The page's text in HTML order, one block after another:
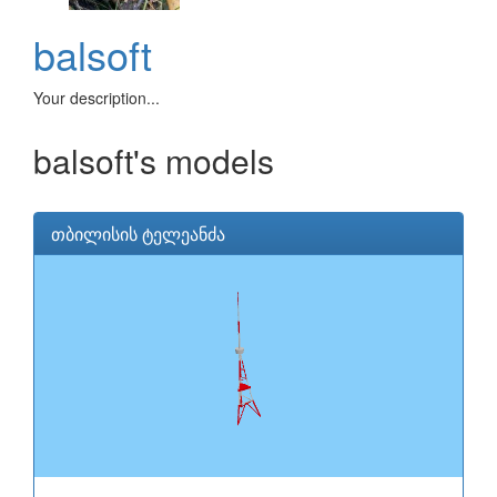
balsoft
Your description...
balsoft's models
თბილისის ტელეანძა